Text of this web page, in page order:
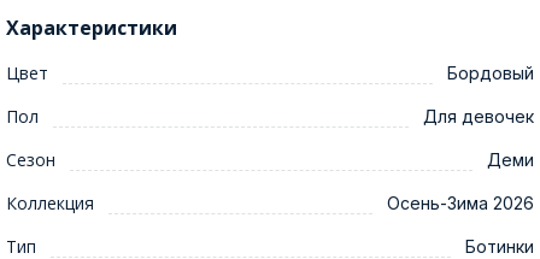
Характеристики
Цвет Бордовый
Пол Для девочек
Сезон Деми
Коллекция Осень-Зима 2026
Тип Ботинки